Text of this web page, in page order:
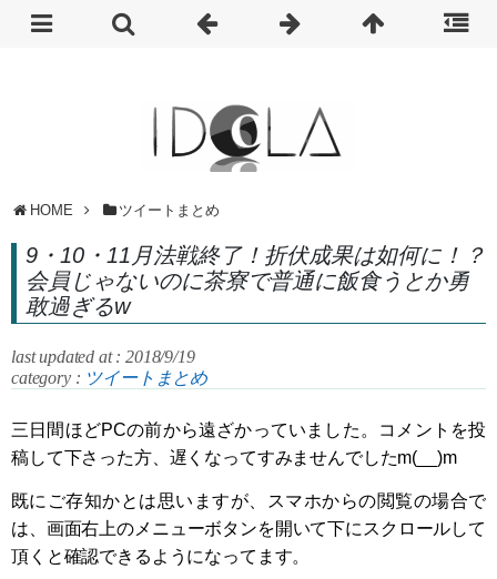
HOME ツイートまとめ
9・10・11月法戦終了！折伏成果は如何に！？
会員じゃないのに茶寮で普通に飯食うとか勇
敢過ぎるw
last updated at : 2018/9/19
category : ツイートまとめ
三日間ほどPCの前から遠ざかっていました。コメントを投
稿して下さった方、遅くなってすみませんでしたm(__)m
既にご存知かとは思いますが、スマホからの閲覧の場合で
は、画面右上のメニューボタンを開いて下にスクロールして
頂くと確認できるようになってます。